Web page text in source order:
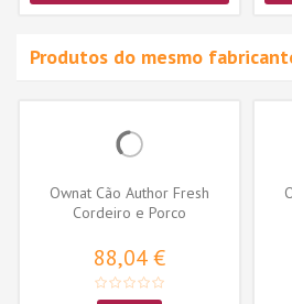
Produtos do mesmo
Ownat Cão Author Fresh
Cordeiro e Porco
88,04 €